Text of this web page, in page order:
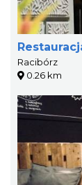
Racibórz
0.26 km